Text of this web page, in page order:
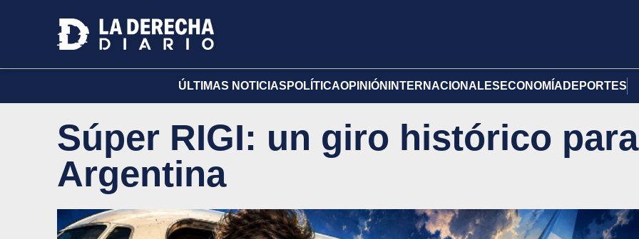
ÚLTIMAS NOTICIAS POLÍTICAOPINIÓN INTERNACIONALES ECONOMÍA DEPORTES
Súper RIGI: un giro histórico para
Argentina